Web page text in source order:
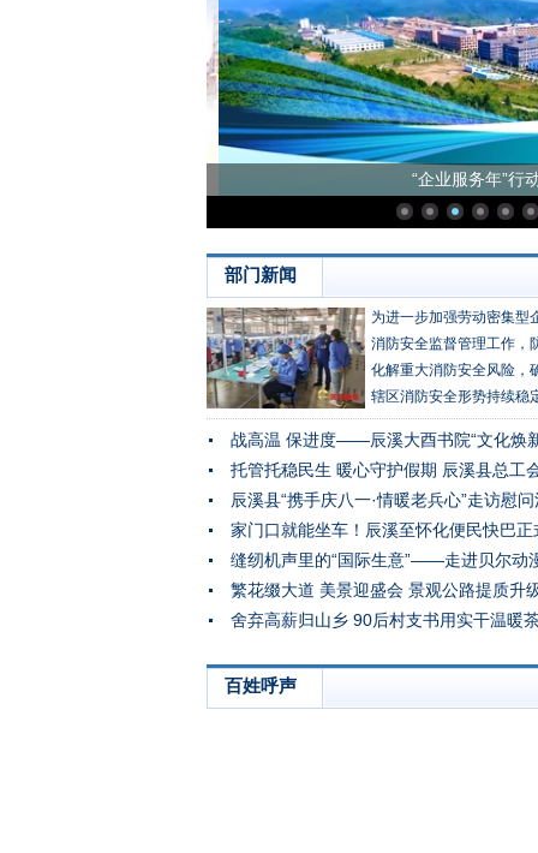
“企业服务年”行动
部门新闻
为进一步加强劳动密集型
消防安全监督管理工作，
化解重大消防安全风险，
辖区消防安全形势持续稳
近日，辰溪县消防救援大
织开展劳动密集型企业消
全检查。
缝纫机声里的“国际生意”——走进贝尔动
百姓呼声